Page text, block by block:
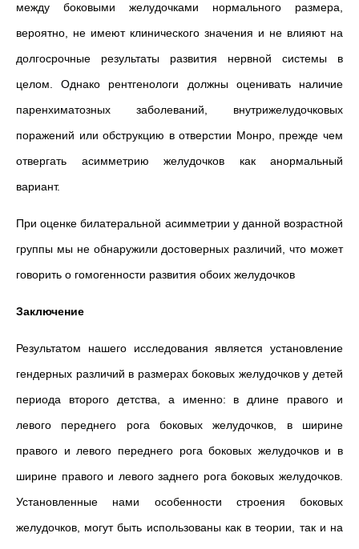
между боковыми желудочками нормального размера,
вероятно, не имеют клинического значения и не влияют на
долгосрочные результаты развития нервной системы в
целом. Однако рентгенологи должны оценивать наличие
паренхиматозных заболеваний, внутрижелудочковых
поражений или обструкцию в отверстии Монро, прежде чем
отвергать асимметрию желудочков как анормальный
вариант.
При оценке билатеральной асимметрии у данной возрастной
группы мы не обнаружили достоверных различий, что может
говорить о гомогенности развития обоих желудочков
Заключение
Результатом нашего исследования является установление
гендерных различий в размерах боковых желудочков у детей
периода второго детства, а именно: в длине правого и
левого переднего рога боковых желудочков, в ширине
правого и левого переднего рога боковых желудочков и в
ширине правого и левого заднего рога боковых желудочков.
Установленные нами особенности строения боковых
желудочков, могут быть использованы как в теории, так и на